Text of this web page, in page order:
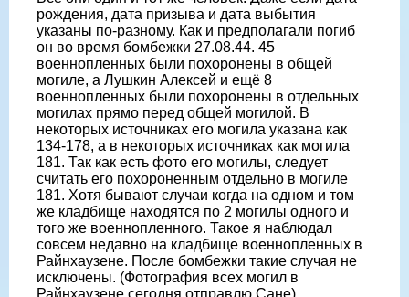
рождения, дата призыва и дата выбытия
указаны по-разному. Как и предполагали погиб
он во время бомбежки 27.08.44. 45
военнопленных были похоронены в общей
могиле, а Лушкин Алексей и ещё 8
военнопленных были похоронены в отдельных
могилах прямо перед общей могилой. В
некоторых источниках его могила указана как
134-178, а в некоторых источниках как могила
181. Так как есть фото его могилы, следует
считать его похороненным отдельно в могиле
181. Хотя бывают случаи когда на одном и том
же кладбище находятся по 2 могилы одного и
того же военнопленного. Такое я наблюдал
совсем недавно на кладбище военнопленных в
Райнхаузене. После бомбежки такие случая не
исключены. (Фотография всех могил в
Райнхаузене сегодня отправлю Сане).